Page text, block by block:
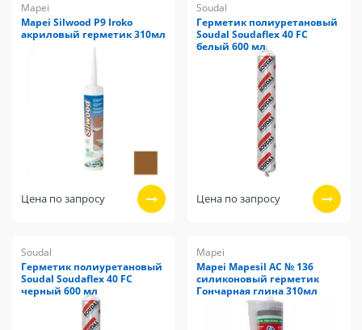
Mapei
Mapei Silwood P9 Iroko
акриловый герметик 310мл
Цена по запросу
Soudal
Герметик полиуретановый
Soudal Soudaflex 40 FC
белый 600 мл
Цена по запросу
Soudal
Герметик полиуретановый
Soudal Soudaflex 40 FC
черный 600 мл
Mapei
Mapei Mapesil AC № 136
силиконовый герметик
Гончарная глина 310мл